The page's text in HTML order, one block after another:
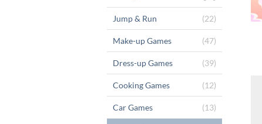
(22)
Jump & Run
(47)
Make-up Games
(39)
Dress-up Games
(12)
Cooking Games
(13)
Car Games